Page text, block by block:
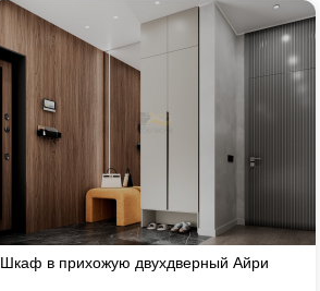
Шкаф в прихожую двухдверный Айри